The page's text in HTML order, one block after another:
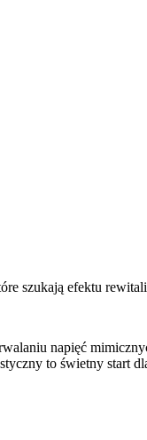
szukają efektu
napięć
to świetny start